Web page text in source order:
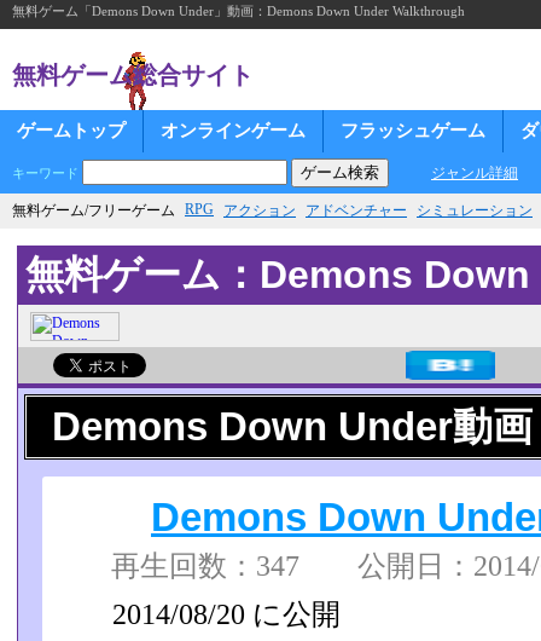
無料ゲーム「Demons Down Under」動画：Demons Down Under Walkthrough
無料ゲーム総合サイト
ゲームトップ オンラインゲーム フラッシュゲーム
キーワード ジャンル詳細
無料ゲーム/フリーゲーム RPG アクション アドベンチャー シミュレーション
無料ゲーム：Demons
Demons Down Under動画
Demons Down
再生回数：347 公開日：
2014/08/20 に公開